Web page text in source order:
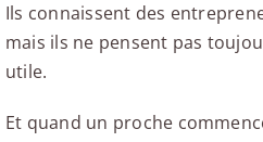
Ils connaissent des
mais ils ne pensent pas
utile.
Et quand un proche